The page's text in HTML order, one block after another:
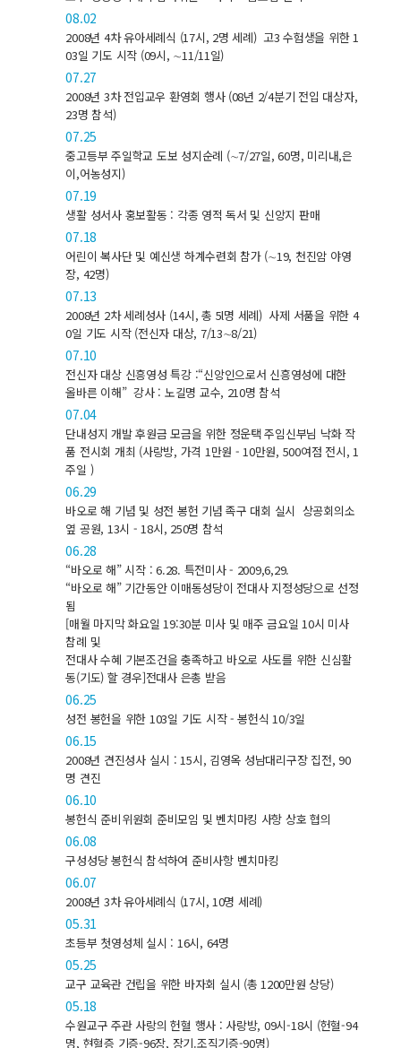
08.02
2008년 4차 유아세례식 (17시, 2명 세례) 고3 수험생을 위한 1
03일 기도 시작 (09시, ∼11/11일)
07.27
2008년 3차 전입교우 환영회 행사 (08년 2/4분기 전입 대상자,
23명 참석)
07.25
중고등부 주일학교 도보 성지순례 (∼7/27일, 60명, 미리내,은
이,어농성지)
07.19
생활 성서사 홍보활동 : 각종 영적 독서 및 신앙지 판매
07.18
어린이 복사단 및 예신생 하계수련회 참가 (∼19, 천진암 야영
장, 42명)
07.13
2008년 2차 세례성사 (14시, 총 5l명 세례) 사제 서품을 위한 4
0일 기도 시작 (전신자 대상, 7/13∼8/21)
07.10
전신자 대상 신흥영성 특강 :“신앙인으로서 신흥영성에 대한
올바른 이해” 강사 : 노길명 교수, 210명 참석
07.04
단내성지 개발 후원금 모금을 위한 정운택 주임신부님 낙화 작
품 전시회 개최 (사랑방, 가격 1만원 - 10만원, 500여점 전시, 1
주일 )
06.29
바오로 해 기념 및 성전 봉헌 기념 족구 대회 실시 상공회의소
옆 공원, 13시 - 18시, 250명 참석
06.28
“바오로 해” 시작 : 6.28. 특전미사 - 2009,6,29.
“바오로 해” 기간동안 이매동성당이 전대사 지정성당으로 선정
됨
[매월 마지막 화요일 19:30분 미사 및 매주 금요일 10시 미사
참례 및
전대사 수혜 기본조건을 충족하고 바오로 사도를 위한 신심활
동(기도) 할 경우]전대사 은총 받음
06.25
성전 봉헌을 위한 103일 기도 시작 - 봉헌식 10/3일
06.15
2008년 견진성사 실시 : 15시, 김영옥 성남대리구장 집전, 90
명 견진
06.10
봉헌식 준비위원회 준비모임 및 벤치마킹 사항 상호 협의
06.08
구성성당 봉헌식 참석하여 준비사항 벤치마킹
06.07
2008년 3차 유아세례식 (17시, 10명 세례)
05.31
초등부 첫영성체 실시 : 16시, 64명
05.25
교구 교육관 건립을 위한 바자회 실시 (총 1200만원 상당)
05.18
수원교구 주관 사랑의 헌혈 행사 : 사랑방, 09시-18시 (헌혈-94
명, 현혈증 기증-96장, 장기.조직기증-90명)